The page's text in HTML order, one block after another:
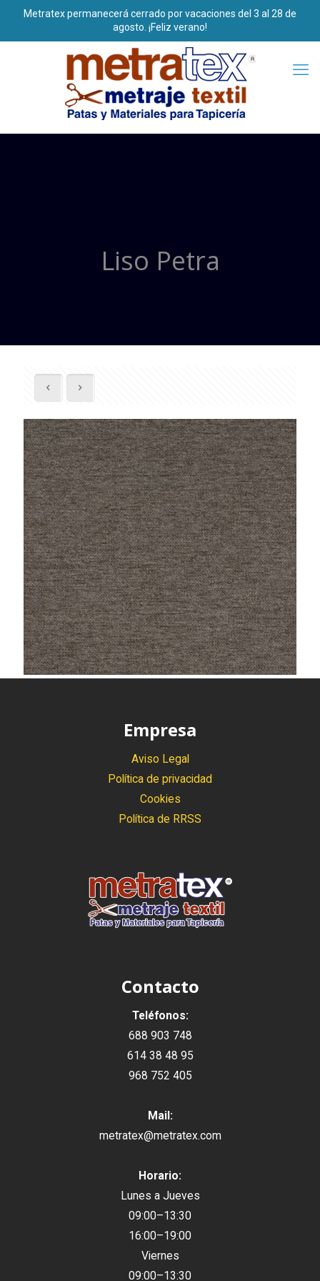
Liso Petra
Empresa
Aviso Legal
Política de privacidad
Cookies
Política de RRSS
Contacto
Teléfonos:
688 903 748
614 38 48 95
968 752 405
Mail:
metratex@metratex.com
Horario:
Lunes a Jueves
09:00–13:30
16:00–19:00
Viernes
09:00–13:30